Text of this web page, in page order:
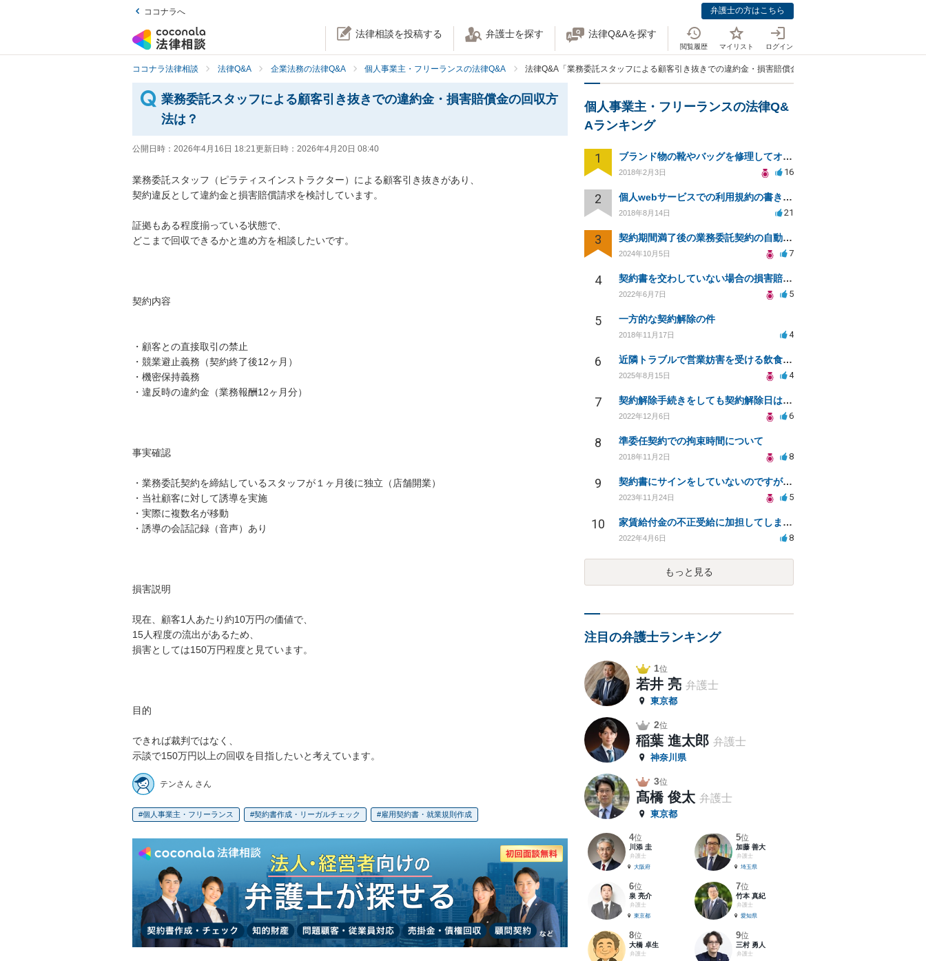
ココナラへ 弁護士の方はこちら
法律相談を投稿する 弁護士を探す 法律Q&Aを探す
閲覧履歴 マイリスト ログイン
ココナラ法律相談 法律Q&A 企業法務の法律Q&A 個人事業主・フリーランスの法律Q&A 法律Q&A「業務委託スタッフによる顧客引き抜きでの違約金・損害賠償金の回収方法は？」
業務委託スタッフによる顧客引き抜きでの違約金・損害賠償金の回収方
法は？
公開日時： 2026年4月16日 18:21更新日時： 2026年4月20日 08:40
業務委託スタッフ（ピラティスインストラクター）による顧客引き抜きがあり、
契約違反として違約金と損害賠償請求を検討しています。
証拠もある程度揃っている状態で、
どこまで回収できるかと進め方を相談したいです。
契約内容
・顧客との直接取引の禁止
・競業避止義務（契約終了後12ヶ月）
・機密保持義務
・違反時の違約金（業務報酬12ヶ月分）
事実確認
・業務委託契約を締結しているスタッフが１ヶ月後に独立（店舗開業）
・当社顧客に対して誘導を実施
・実際に複数名が移動
・誘導の会話記録（音声）あり
損害説明
現在、顧客1人あたり約10万円の価値で、
15人程度の流出があるため、
損害としては150万円程度と見ています。
目的
できれば裁判ではなく、
示談で150万円以上の回収を目指したいと考えています。
テンさん さん
個人事業主・フリーランス 契約書作成・リーガルチェック 雇用契約書・就業規則作成
個人事業主・フリーランスの法律Q&
Aランキング
1 ブランド物の靴やバッグを修理してオークションなどに出品したりすることは商標権の侵害にあたりますか？
2018年2月3日 16
2 個人webサービスでの利用規約の書き方として「株式会社○○（以下当社）」と違う表現はありますか？
2018年8月14日 21
3 契約期間満了後の業務委託契約の自動更新について
2024年10月5日 7
4 契約書を交わしていない場合の損害賠償について
2022年6月7日 5
5 一方的な契約解除の件
2018年11月17日 4
6 近隣トラブルで営業妨害を受ける飲食店の法的対策相談
2025年8月15日 4
7 契約解除手続きをしても契約解除日は契約期間満了日だと言われました。
2022年12月6日 6
8 準委任契約での拘束時間について
2018年11月2日 8
9 契約書にサインをしていないのですが、違約金を求められる。
2023年11月24日 5
10 家賃給付金の不正受給に加担してしまいました。
2022年4月6日 8
もっと見る
注目の弁護士ランキング
1位
若井 亮 弁護士
東京都
2位
稲葉 進太郎 弁護士
神奈川県
3位
髙橋 俊太 弁護士
東京都
4位
川添 圭
弁護士
大阪府
5位
加藤 善大
弁護士
埼玉県
6位
泉 亮介
弁護士
東京都
7位
竹本 真紀
弁護士
愛知県
8位
大橋 卓生
弁護士
9位
三村 勇人
弁護士